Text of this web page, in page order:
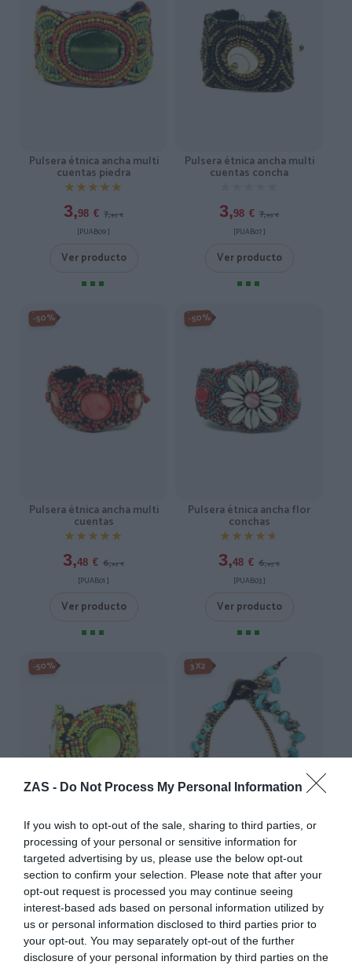
ZAS - Do Not Process My Personal Information
If you wish to opt-out of the sale, sharing to third parties, or
processing of your personal or sensitive information for
targeted advertising by us, please use the below opt-out
section to confirm your selection. Please note that after your
opt-out request is processed you may continue seeing
interest-based ads based on personal information utilized by
us or personal information disclosed to third parties prior to
your opt-out. You may separately opt-out of the further
disclosure of your personal information by third parties on the
Pulsera étnica ancha multi
cuentas piedra
★★★★★
★★★★★
3,98 € 7,95 €
[PUAB09 ]
Ver producto
Pulsera étnica ancha multi
cuentas concha
3,98 € 7,95 €
[PUAB07 ]
Ver producto
-50%
Pulsera étnica ancha multi
cuentas
★★★★★
★★★★★
3,48 € 6,95 €
[PUAB01 ]
Ver producto
-50%
Pulsera étnica ancha flor
conchas
★★★★★
★★★★★
3,48 € 6,95 €
[PUAB03 ]
Ver producto
-50%
Pulsera étnica ancha multi
cuentas
★★★★★
★★★★★
3,98 € 7,95 €
[PUAB04 ]
Ver producto
3X2
Pulsera turquesa bolas latón
★★★★★
★★★★★
9,95 €
[PUMS08 ]
Ver producto